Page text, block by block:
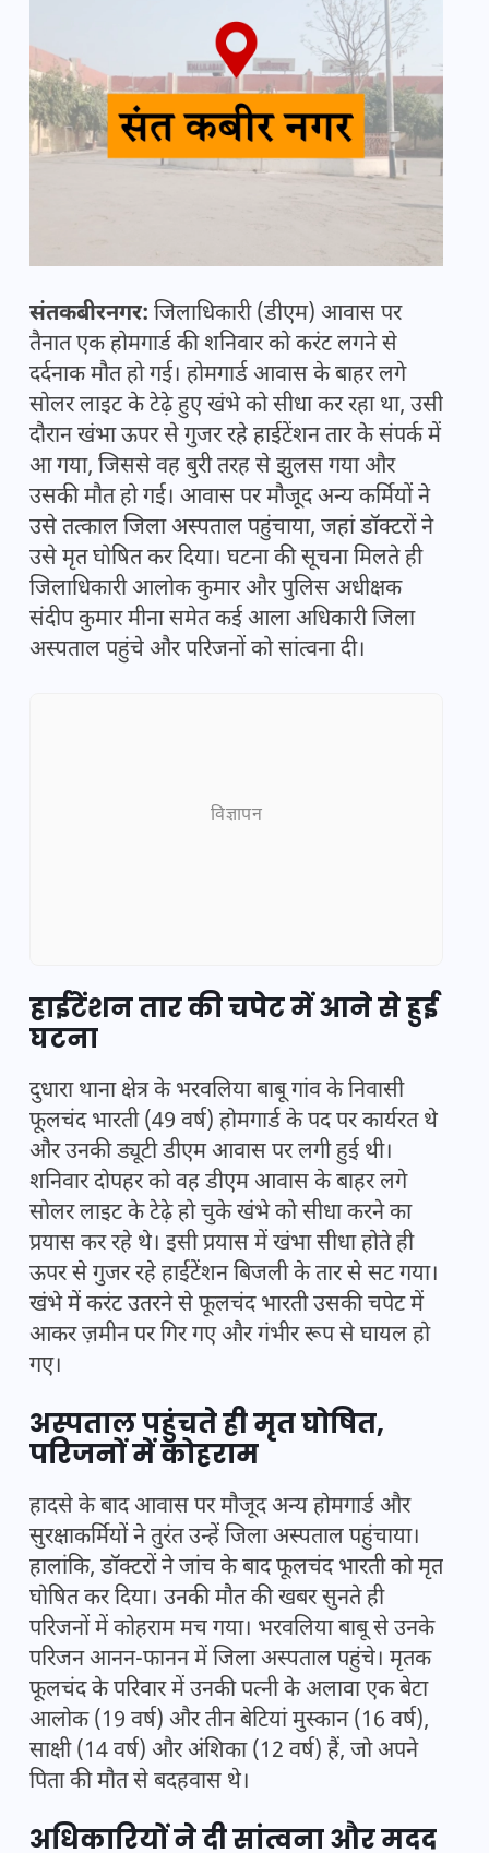
संतकबीरनगर: जिलाधिकारी (डीएम) आवास पर
तैनात एक होमगार्ड की शनिवार को करंट लगने से
दर्दनाक मौत हो गई। होमगार्ड आवास के बाहर लगे
सोलर लाइट के टेढ़े हुए खंभे को सीधा कर रहा था, उसी
दौरान खंभा ऊपर से गुजर रहे हाईटेंशन तार के संपर्क में
आ गया, जिससे वह बुरी तरह से झुलस गया और
उसकी मौत हो गई। आवास पर मौजूद अन्य कर्मियों ने
उसे तत्काल जिला अस्पताल पहुंचाया, जहां डॉक्टरों ने
उसे मृत घोषित कर दिया। घटना की सूचना मिलते ही
जिलाधिकारी आलोक कुमार और पुलिस अधीक्षक
संदीप कुमार मीना समेत कई आला अधिकारी जिला
अस्पताल पहुंचे और परिजनों को सांत्वना दी।
विज्ञापन
हाईटेंशन तार की चपेट में आने से हुई
घटना
दुधारा थाना क्षेत्र के भरवलिया बाबू गांव के निवासी
फूलचंद भारती (49 वर्ष) होमगार्ड के पद पर कार्यरत थे
और उनकी ड्यूटी डीएम आवास पर लगी हुई थी।
शनिवार दोपहर को वह डीएम आवास के बाहर लगे
सोलर लाइट के टेढ़े हो चुके खंभे को सीधा करने का
प्रयास कर रहे थे। इसी प्रयास में खंभा सीधा होते ही
ऊपर से गुजर रहे हाईटेंशन बिजली के तार से सट गया।
खंभे में करंट उतरने से फूलचंद भारती उसकी चपेट में
आकर ज़मीन पर गिर गए और गंभीर रूप से घायल हो
गए।
अस्पताल पहुंचते ही मृत घोषित,
परिजनों में कोहराम
हादसे के बाद आवास पर मौजूद अन्य होमगार्ड और
सुरक्षाकर्मियों ने तुरंत उन्हें जिला अस्पताल पहुंचाया।
हालांकि, डॉक्टरों ने जांच के बाद फूलचंद भारती को मृत
घोषित कर दिया। उनकी मौत की खबर सुनते ही
परिजनों में कोहराम मच गया। भरवलिया बाबू से उनके
परिजन आनन-फानन में जिला अस्पताल पहुंचे। मृतक
फूलचंद के परिवार में उनकी पत्नी के अलावा एक बेटा
आलोक (19 वर्ष) और तीन बेटियां मुस्कान (16 वर्ष),
साक्षी (14 वर्ष) और अंशिका (12 वर्ष) हैं, जो अपने
पिता की मौत से बदहवास थे।
अधिकारियों ने दी सांत्वना और मदद